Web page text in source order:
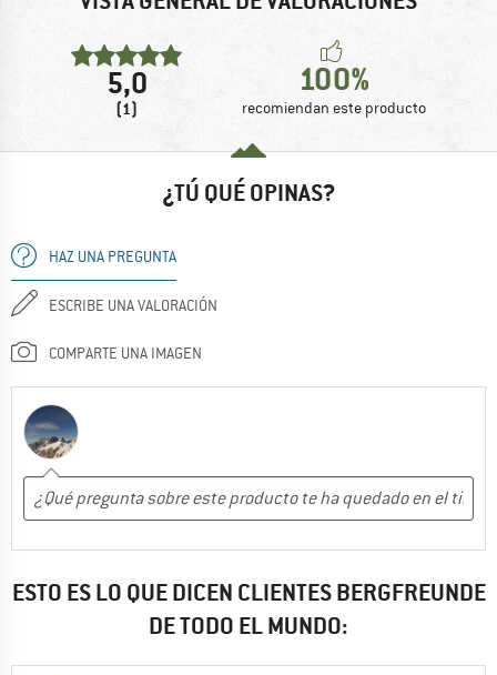
5,0
(1)
100%
recomiendan este producto
¿TÚ QUÉ OPINAS?
HAZ UNA PREGUNTA
ESCRIBE UNA VALORACIÓN
COMPARTE UNA IMAGEN
ESTO ES LO QUE DICEN CLIENTES BERGFREUNDE
DE TODO EL MUNDO: